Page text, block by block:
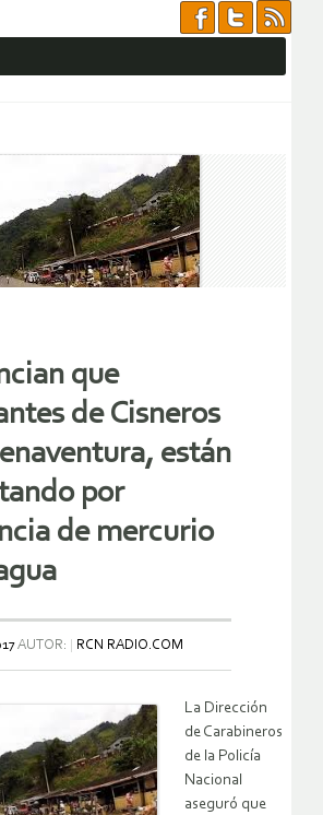
que
de Cisneros
están
por
de mercurio
AUTOR: RCN RADIO.COM
La Dirección
de Carabineros
de la Policía
Nacional
aseguró que